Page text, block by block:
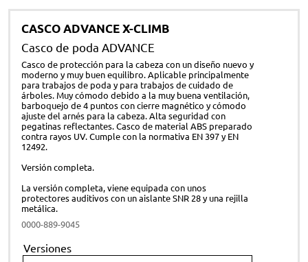
CASCO ADVANCE X-CLIMB
Casco de poda ADVANCE
Casco de protección para la cabeza con un diseño nuevo y
moderno y muy buen equilibro. Aplicable principalmente
para trabajos de poda y para trabajos de cuidado de
árboles. Muy cómodo debido a la muy buena ventilación,
barboquejo de 4 puntos con cierre magnético y cómodo
ajuste del arnés para la cabeza. Alta seguridad con
pegatinas reflectantes. Casco de material ABS preparado
contra rayos UV. Cumple con la normativa EN 397 y EN
12492.
Versión completa.
La versión completa, viene equipada con unos
protectores auditivos con un aislante SNR 28 y una rejilla
metálica.
0000-889-9045
Versiones